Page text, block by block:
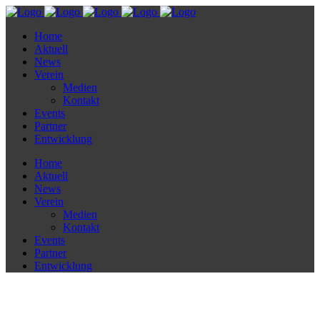
Home
Aktuell
News
Verein
Medien
Kontakt
Events
Partner
Entwicklung
Home
Aktuell
News
Verein
Medien
Kontakt
Events
Partner
Entwicklung